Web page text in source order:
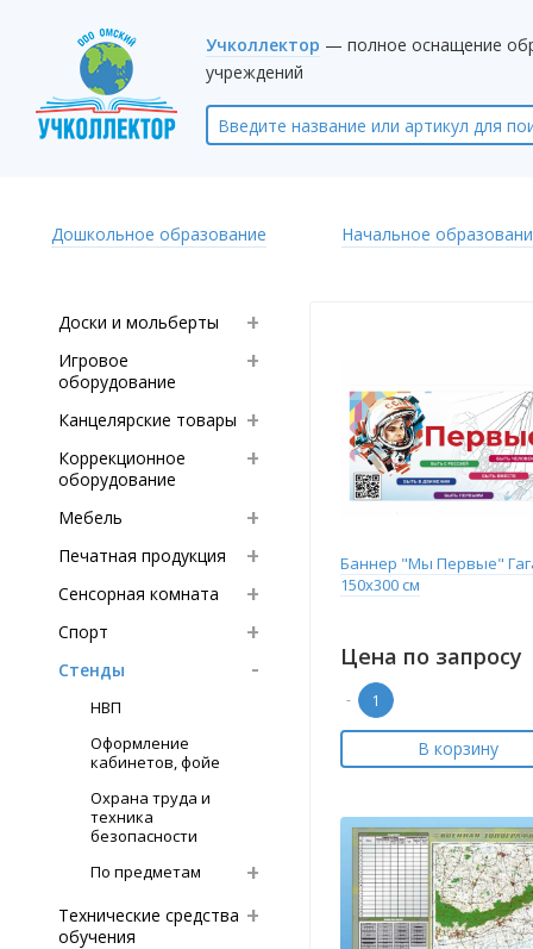
Учколлектор — полное оснащение
учреждений
Дошкольное образование Начальное
Доски и мольберты
Игровое
оборудование
Канцелярские товары
Коррекционное
оборудование
Мебель
Печатная продукция
Сенсорная комната
Спорт
Стенды
НВП
Оформление
кабинетов, фойе
Охрана труда и
техника
безопасности
По предметам
Технические средства
обучения
Баннер "Мы Первые"
150х300 см
Цена по запросу
-
В корзину